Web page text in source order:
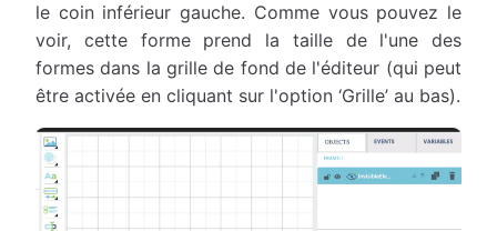
le coin inférieur gauche. Comme vous pouvez le
voir, cette forme prend la taille de l'une des
formes dans la grille de fond de l'éditeur (qui peut
être activée en cliquant sur l'option ‘Grille’ au bas).